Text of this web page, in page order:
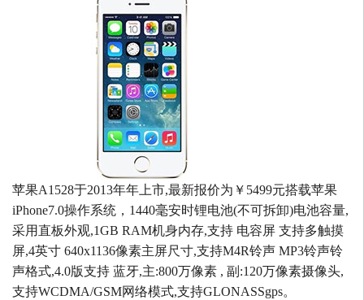
苹果A1528于2013年年上市,最新报价为￥5499元搭载苹果
iPhone7.0操作系统，1440毫安时锂电池(不可拆卸)电池容量,
采用直板外观,1GB RAM机身内存,支持 电容屏 支持多触摸
屏,4英寸 640x1136像素主屏尺寸,支持M4R铃声 MP3铃声铃
声格式,4.0版支持 蓝牙,主:800万像素 , 副:120万像素摄像头,
支持WCDMA/GSM网络模式,支持GLONASSgps。